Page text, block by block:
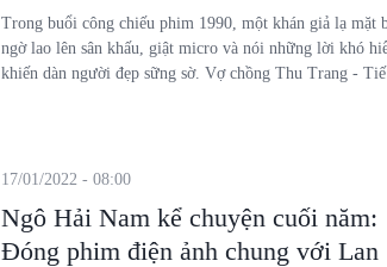
tên
Trong buổi công chiếu phim 1990, một khán giả lạ mặt
ngờ lao lên sân khấu, giật micro và nói những lời khó
khiến dàn người đẹp sững sờ. Vợ chồng Thu Trang -
Ngô Hải Nam kể chuyện cuối năm:
Đóng phim điện ảnh chung với Lan
17/01/2022 - 08:00